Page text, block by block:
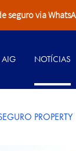
seguro via
AIG NOTÍCIAS
PROPERTY